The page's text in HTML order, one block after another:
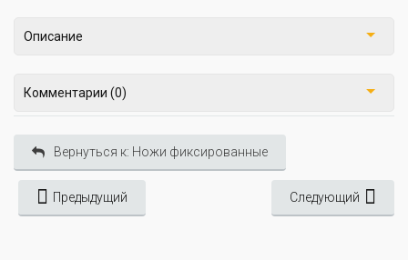
Описание
Комментарии (0)
Вернуться к: Ножи фиксированные
Предыдущий Следующий